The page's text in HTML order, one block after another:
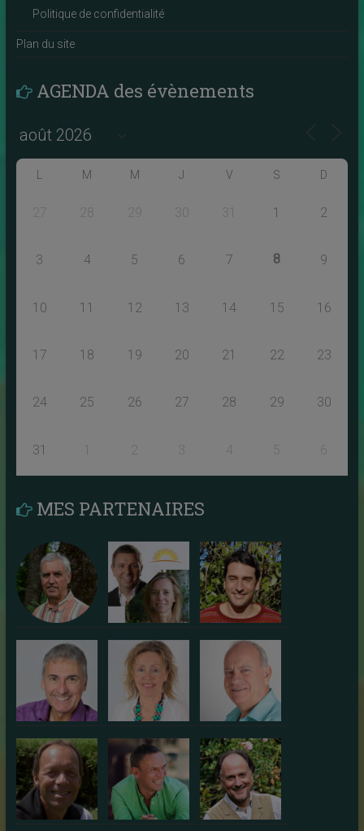
Politique de confidentialité
Plan du site
AGENDA des évènements
M M J V S D
27 28 29 30 31 1 2
3 4 5 6 7 8 9
10 11 12 13 14 15 16
17 18 19 20 21 22 23
24 25 26 27 28 29 30
31 1 3 4 5 6
MES PARTENAIRES